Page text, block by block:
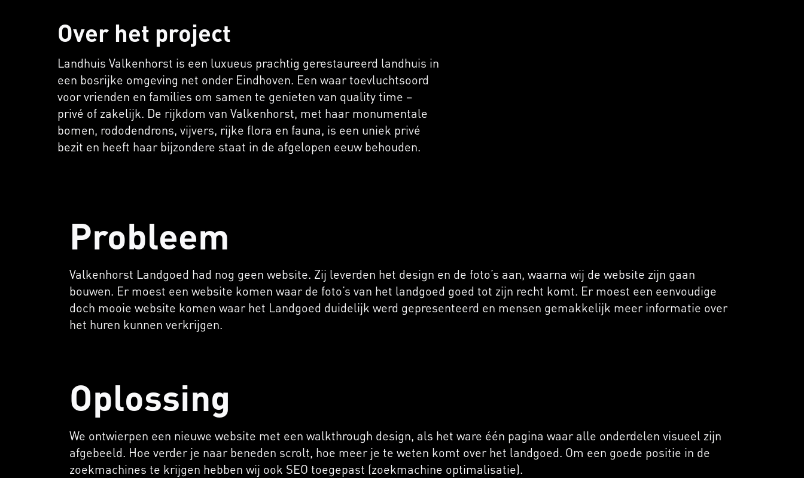
Over het project
Landhuis Valkenhorst is een luxueus prachtig gerestaureerd landhuis in
een bosrijke omgeving net onder Eindhoven. Een waar toevluchtsoord
voor vrienden en families om samen te genieten van quality time –
privé of zakelijk. De rijkdom van Valkenhorst, met haar monumentale
bomen, rododendrons, vijvers, rijke flora en fauna, is een uniek privé
bezit en heeft haar bijzondere staat in de afgelopen eeuw behouden.
Probleem
Valkenhorst Landgoed had nog geen website. Zij leverden het design en de foto’s aan, waarna wij de website zijn gaan
bouwen. Er moest een website komen waar de foto’s van het landgoed goed tot zijn recht komt. Er moest een eenvoudige
doch mooie website komen waar het Landgoed duidelijk werd gepresenteerd en mensen gemakkelijk meer informatie over
het huren kunnen verkrijgen.
Oplossing
We ontwierpen een nieuwe website met een walkthrough design, als het ware één pagina waar alle onderdelen visueel zijn
afgebeeld. Hoe verder je naar beneden scrolt, hoe meer je te weten komt over het landgoed. Om een goede positie in de
zoekmachines te krijgen hebben wij ook SEO toegepast (zoekmachine optimalisatie).